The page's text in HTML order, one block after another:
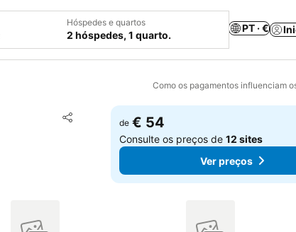
Hóspedes e quartos
2 hóspedes, 1 quarto.
PT · €
Como os pagamentos influenciam
Partilhar
Adicionar aos favoritos
de € 54
Consulte os preços de12 sites
Ver preços